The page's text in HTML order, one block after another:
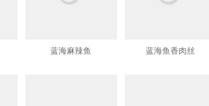
蓝海麻辣鱼 蓝海鱼香肉丝